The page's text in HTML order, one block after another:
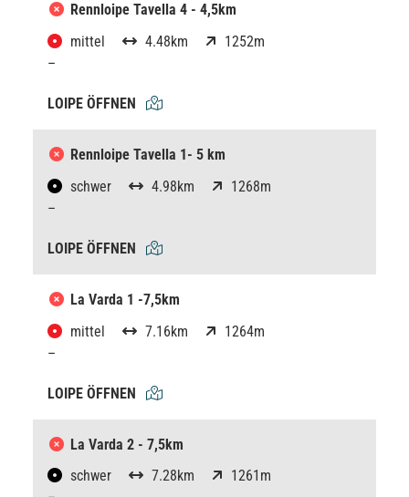
Rennloipe Tavella 4 - 4,5km
mittel
4.48km
1252m
–
LOIPE ÖFFNEN
Rennloipe Tavella 1- 5 km
schwer
4.98km
1268m
–
LOIPE ÖFFNEN
La Varda 1 -7,5km
mittel
7.16km
1264m
–
LOIPE ÖFFNEN
La Varda 2 - 7,5km
schwer
7.28km
1261m